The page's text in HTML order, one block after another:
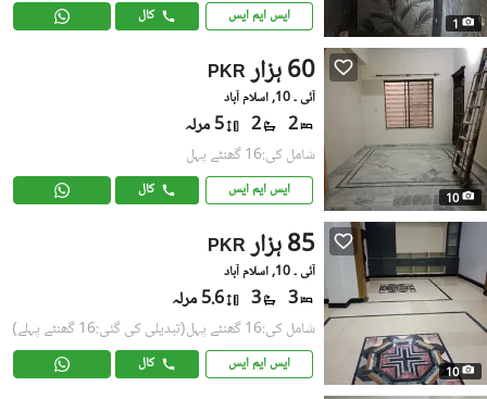
1 ایس ایم ایس کال
10
PKR 60 ہزار
آئی ۔ 10, اسلام آباد
2
2 5 مرلہ
شامل کی:16 گھنٹے پہل
ایس ایم ایس کال
10
PKR 85 ہزار
آئی ۔ 10, اسلام آباد
3
3 5.6 مرلہ
شامل کی:16 گھنٹے پہل (تبدیلی کی گئی:16 گھنٹے پہلے)
ایس ایم ایس کال